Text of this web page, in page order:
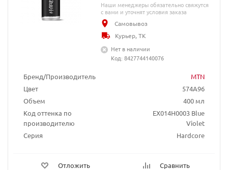
Бренд/Производитель
MTN
Цвет
574A96
Объем
400 мл
Код оттенка по
производителю
EX014H0003 Blue
Violet
Серия
Hardcore
Отложить Сравнить
Наши менеджеры обязательно свяжутся
с вами и уточнят условия заказа
Самовывоз
Курьер, ТК
Нет в наличии
Код: 8427744140076